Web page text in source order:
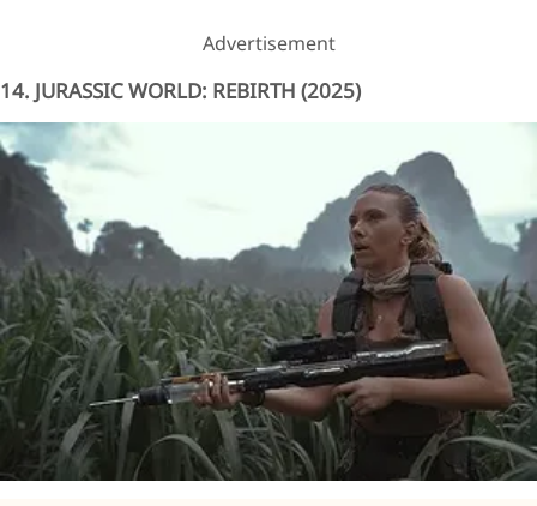
Advertisement
14. JURASSIC WORLD: REBIRTH (2025)